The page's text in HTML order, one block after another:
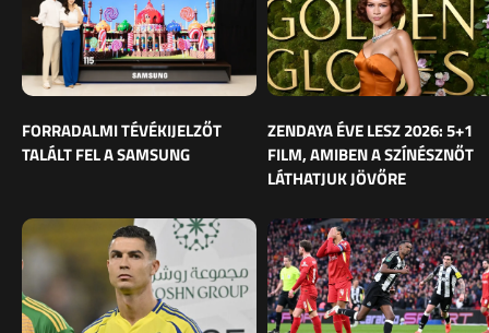
FORRADALMI TÉVÉKIJELZŐT
TALÁLT FEL A SAMSUNG
ZENDAYA ÉVE LESZ 2026: 5+1
FILM, AMIBEN A SZÍNÉSZNŐT
LÁTHATJUK JÖVŐRE